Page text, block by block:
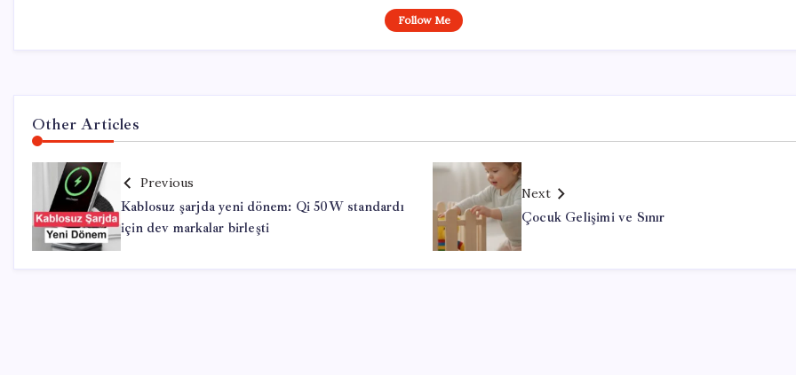
Follow Me
Other Articles
Previous
Kablosuz şarjda yeni dönem: Qi 50W standardı
için dev markalar birleşti
Next
Çocuk Gelişimi ve Sınır